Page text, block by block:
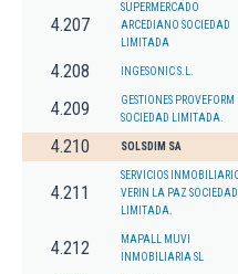
4.207
SUPERMERCADO
ARCEDIANO SOCIEDAD
LIMITADA
4.208 INGESONIC S.L.
4.209
GESTIONES PROVEFORM
SOCIEDAD LIMITADA.
4.210 SOLSDIM SA
4.211
SERVICIOS
VERIN LA PAZ SOCIEDAD
LIMITADA.
4.212
MAPALL MUVI
INMOBILIARIA SL